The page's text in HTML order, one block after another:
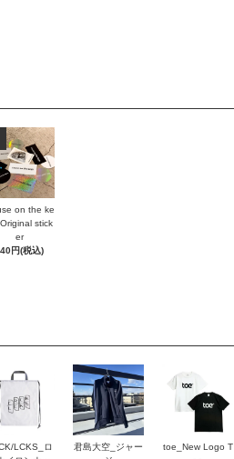
on the ke
stick
er
円(税込)
LCKS_ロ
君島大空_ジャー
toe_New Logo T